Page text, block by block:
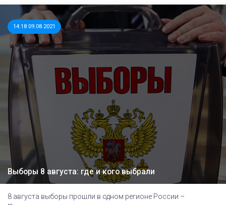
14:18 09.08.2021
Выборы 8 августа: где и кого выбрали
8 августа выборы прошли в одном регионе России –